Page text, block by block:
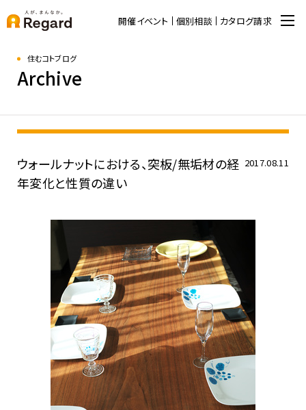
開催イベント 個別相談 カタログ請求
住むコトブログ
Archive
ウォールナットにおける、突板/無垢材の経
年変化と性質の違い
2017.08.11